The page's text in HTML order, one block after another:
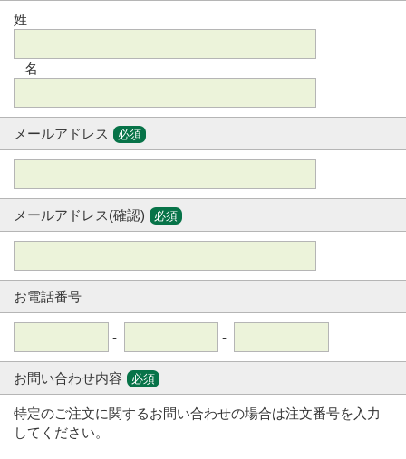
姓
名
メールアドレス 必須
メールアドレス(確認) 必須
お電話番号
- -
お問い合わせ内容 必須
特定のご注文に関するお問い合わせの場合は注文番号を入力
してください。